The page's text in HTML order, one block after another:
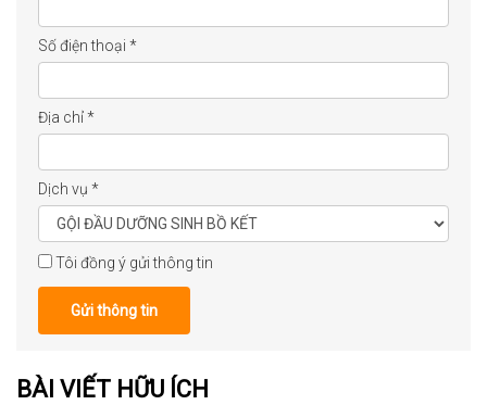
Số điện thoại *
Địa chỉ*
Dịch vụ *
Tôi đồng ý gửi thông tin
Gửi thông tin
BÀI VIẾT HỮU ÍCH